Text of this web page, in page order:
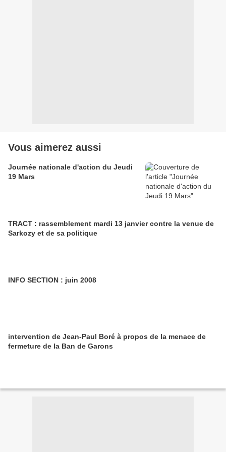
Vous aimerez aussi
Journée nationale d'action du Jeudi
19 Mars
TRACT : rassemblement mardi 13 janvier contre la venue de
Sarkozy et de sa politique
INFO SECTION : juin 2008
intervention de Jean-Paul Boré à propos de la menace de
fermeture de la Ban de Garons